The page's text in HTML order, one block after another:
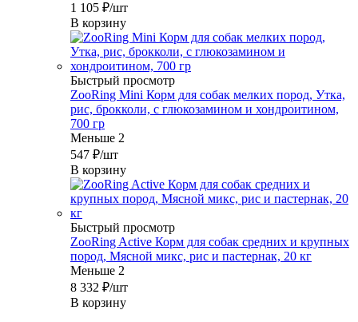
1 105 ₽/шт
В корзину
Быстрый просмотр
ZooRing Mini Корм для собак мелких пород, Утка,
рис, брокколи, с глюкозамином и хондроитином,
700 гр
Меньше 2
547 ₽/шт
В корзину
Быстрый просмотр
ZooRing Active Корм для собак средних и крупных
пород, Мясной микс, рис и пастернак, 20 кг
Меньше 2
8 332 ₽/шт
В корзину